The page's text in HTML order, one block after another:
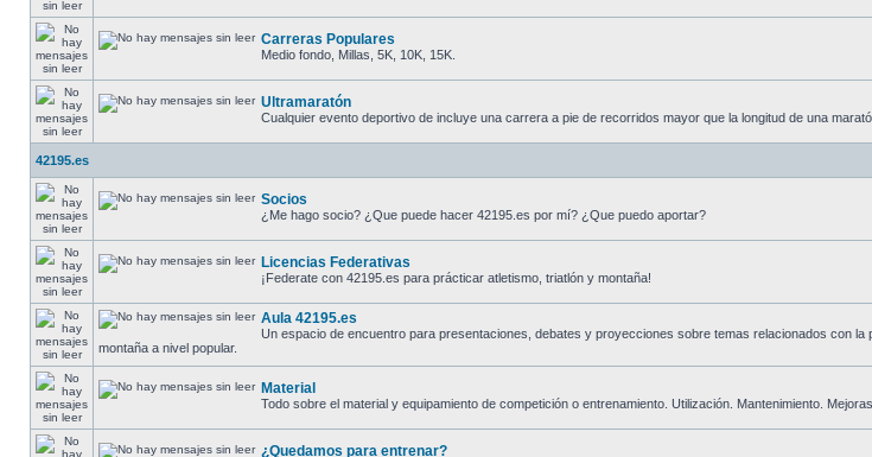
Carreras Populares
Medio fondo, Millas, 5K, 10K, 15K.
Ultramaratón
Cualquier evento deportivo de incluye una carrera a pie de recorridos mayor que la longitud de una
42195.es
Socios
¿Me hago socio? ¿Que puede hacer 42195.es por mí? ¿Que puedo aportar?
Licencias Federativas
¡Federate con 42195.es para prácticar atletismo, triatlón y montaña!
Aula 42195.es
Un espacio de encuentro para presentaciones, debates y proyecciones sobre temas relacionados con
montaña a nivel popular.
Material
Todo sobre el material y equipamiento de competición o entrenamiento. Utilización. Mantenimiento.
¿Quedamos para entrenar?